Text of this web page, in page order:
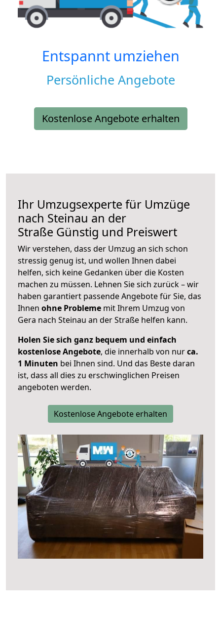
Entspannt umziehen
Persönliche Angebote
Kostenlose Angebote erhalten
Ihr Umzugsexperte für Umzüge
nach Steinau an der
Straße Günstig und Preiswert
Wir verstehen, dass der Umzug an sich schon
stressig genug ist, und wollen Ihnen dabei
helfen, sich keine Gedanken über die Kosten
machen zu müssen. Lehnen Sie sich zurück – wir
haben garantiert passende Angebote für Sie, das
Ihnen ohne Probleme mit Ihrem Umzug von
Gera nach Steinau an der Straße helfen kann.
Holen Sie sich ganz bequem und einfach
kostenlose Angebote, die innerhalb von nurca.
1 Minuten bei Ihnen sind. Und das Beste daran
ist, dass all dies zu erschwinglichen Preisen
angeboten werden.
Kostenlose Angebote erhalten